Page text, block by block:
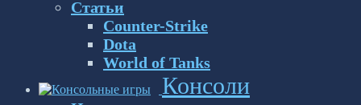
Статьи
Counter-Strike
Dota
World of Tanks
Консоли